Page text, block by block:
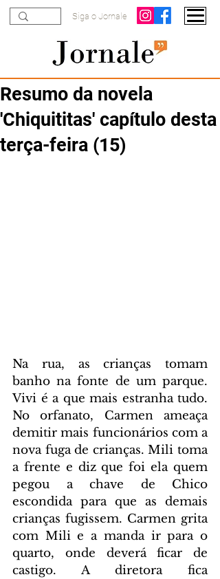
Siga o Jornale
Resumo da novela
'Chiquititas' capítulo desta
terça-feira (15)
Na rua, as crianças tomam
banho na fonte de um parque.
Vivi é a que mais estranha tudo.
No orfanato, Carmen ameaça
demitir mais funcionários com a
nova fuga de crianças. Mili toma
a frente e diz que foi ela quem
pegou a chave de Chico
escondida para que as demais
crianças fugissem. Carmen grita
com Mili e a manda ir para o
quarto, onde deverá ficar de
castigo. A diretora fica